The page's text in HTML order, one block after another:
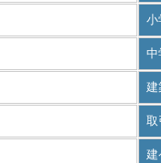
小
中
建
取
建